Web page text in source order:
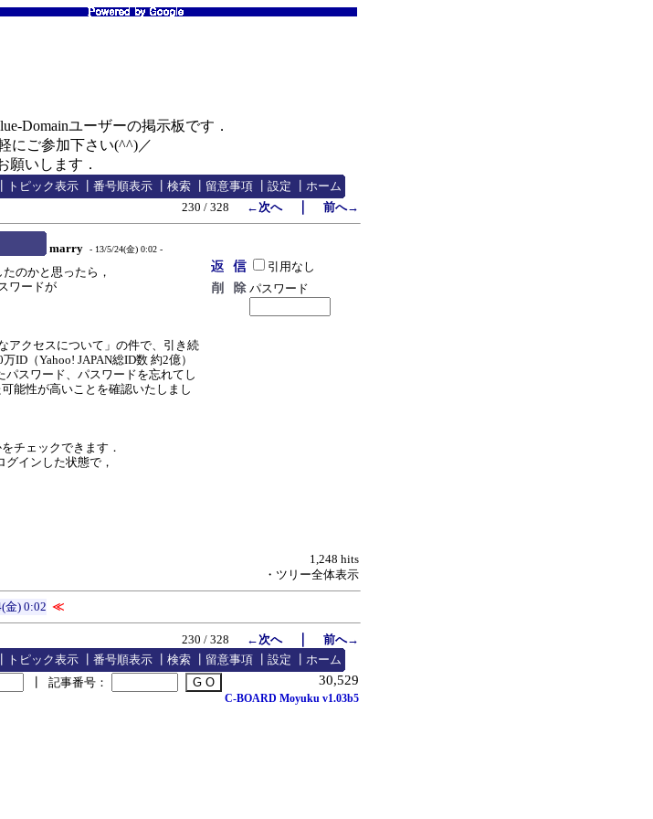
Domainユーザーの掲示板です．
にご参加下さい(^^)／
願いします．
トピック表示 番号順表示 検索 留意事項 設定
ホーム
230 / 328
←次へ｜ 前へ→
marry - 13/5/24(金) 0:02 -
のかと思ったら，
ワードが
アクセスについて」の件で、引き続
ID（Yahoo! JAPAN総ID数 約2億）
スワード、パスワードを忘れてし
能性が高いことを確認いたしまし
チェックできます．
インした状態で，
引用なし
パスワード
1,248 hits
・ツリー全体表示
金) 0:02 ≪
230 / 328 ←次へ｜ 前へ→
トピック表示 番号順表示 検索 留意事項 設定 ホーム
30,529
記事番号：
C-BOARD Moyuku v1.03b5